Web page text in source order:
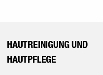
HAUTREINIGUNG UND
HAUTPFLEGE